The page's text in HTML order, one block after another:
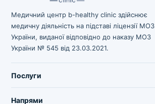
Медичний центр b-healthy clinic здійснює
медичну діяльність на підставі ліцензії МОЗ
України, виданої відповідно до наказу МОЗ
України № 545 від 23.03.2021.
Послуги
Напрями